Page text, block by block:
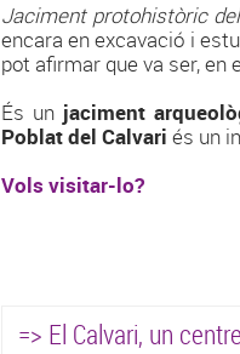
Jaciment protohistòric
encara en excavació i
pot afirmar que va ser,
És un jaciment
Poblat del Calvari és un
Vols visitar-lo?
=> El Calvari, un